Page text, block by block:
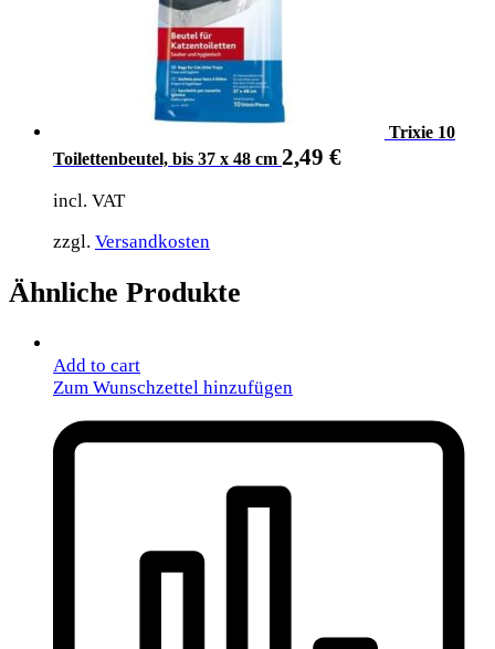
Trixie 10
Toilettenbeutel, bis 37 x 48 cm 2,49 €
incl. VAT
zzgl. Versandkosten
Ähnliche Produkte
Add to cart
Zum Wunschzettel hinzufügen